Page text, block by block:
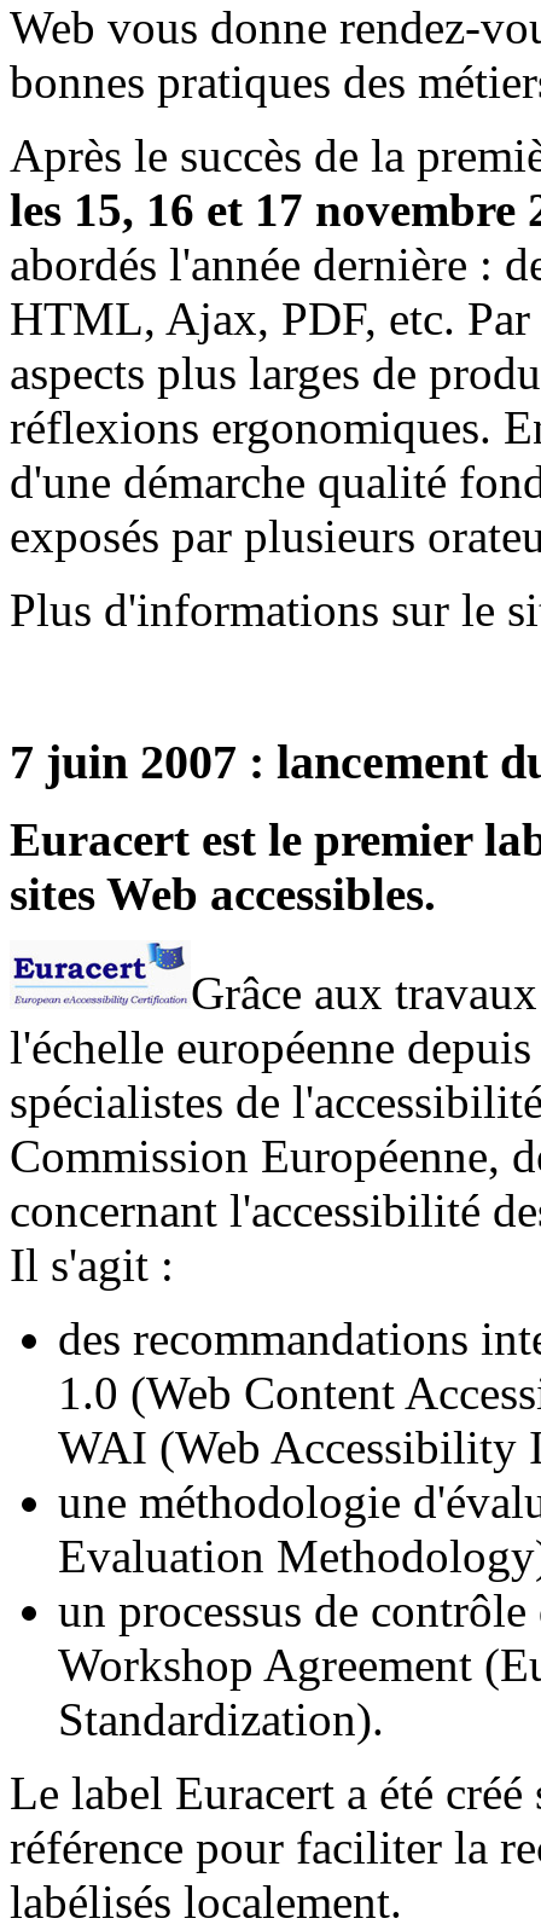
Web vous donne rendez-
bonnes pratiques des
Après le succès de la
les 15, 16 et 17 novembre
abordés l'année dernière :
HTML, Ajax, PDF, etc.
aspects plus larges de
réflexions ergonomiques.
d'une démarche qualité
exposés par plusieurs
Plus d'informations sur le
7 juin 2007 : lancement
Euracert est le premier
sites Web accessibles.
Grâce aux
l'échelle européenne
spécialistes de
Commission Européenne,
concernant l'accessibilité
Il s'agit :
des recommandations
1.0 (Web Content
WAI (Web Accessibility
une méthodologie
Evaluation Methodology
un processus de
Workshop Agreement (
Standardization).
Le label Euracert a été créé
référence pour faciliter la
labélisés localement.